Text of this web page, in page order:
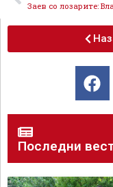
Последни